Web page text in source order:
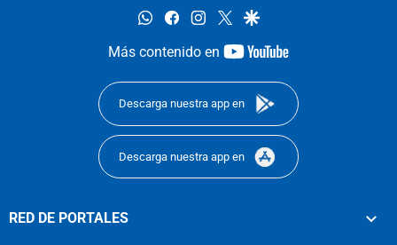
whatsappfacebookinstagram
twittergoogle
Más contenido en
youtube-
Descarga nuestra app en
Descarga nuestra app en
RED DE PORTALES